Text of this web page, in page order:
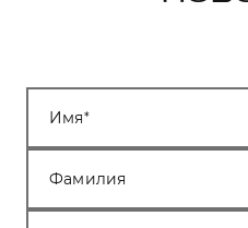
Имя
Фамилия